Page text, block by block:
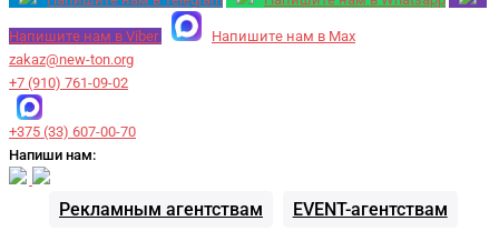
Напишите нам в Viber
Напишите нам в Max
zakaz@new-ton.org
+7 (910) 761-09-02
+375 (33) 607-00-70
Напиши нам:
Рекламным агентствам EVENT-агентствам